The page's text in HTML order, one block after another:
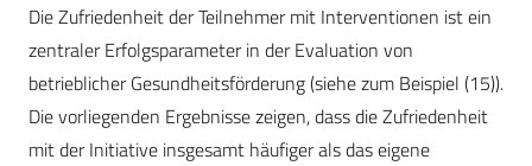
Die Zufriedenheit der Teilnehmer mit Interventionen ist ein
zentraler Erfolgsparameter in der Evaluation von
betrieblicher Gesundheitsförderung (siehe zum Beispiel (15)).
Die vorliegenden Ergebnisse zeigen, dass die Zufriedenheit
mit der Initiative insgesamt häufiger als das eigene